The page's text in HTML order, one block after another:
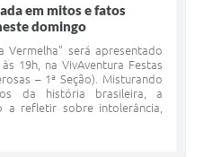
em mitos e fatos
domingo
Vermelha" será apresentado
19h, na VivAventura Festas
– 1ª Seção). Misturando
da história brasileira, a
a refletir sobre intolerância,